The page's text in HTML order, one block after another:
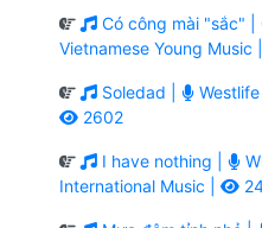
Có công mài "sắc" |
Vietnamese Young Music |
Soledad | Westlife
2602
I have nothing |
International Music |